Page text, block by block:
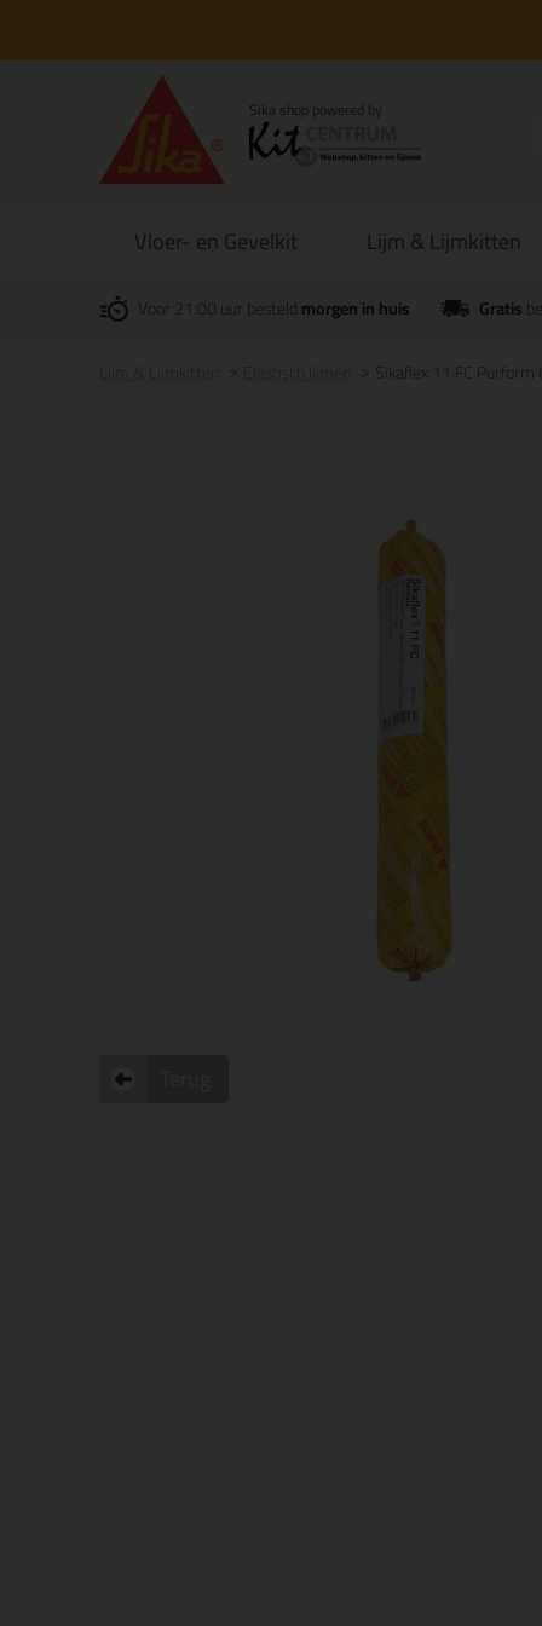
Vloer- en Gevelkit Lijm & Lijmkitten
Voor 21:00 uur besteldmorgen in huis Gratis
Sikaflex 11 FC Purform